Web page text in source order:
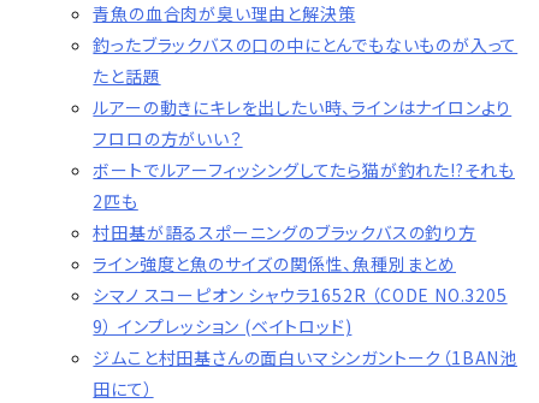
青魚の血合肉が臭い理由と解決策
釣ったブラックバスの口の中にとんでもないものが入って
たと話題
ルアーの動きにキレを出したい時、ラインはナイロンより
フロロの方がいい？
ボートでルアーフィッシングしてたら猫が釣れた!?それも
2匹も
村田基が語るスポーニングのブラックバスの釣り方
ライン強度と魚のサイズの関係性、魚種別まとめ
シマノ スコーピオン シャウラ1652R （CODE NO.3205
9） インプレッション (ベイトロッド)
ジムこと村田基さんの面白いマシンガントーク（1BAN池
田にて）